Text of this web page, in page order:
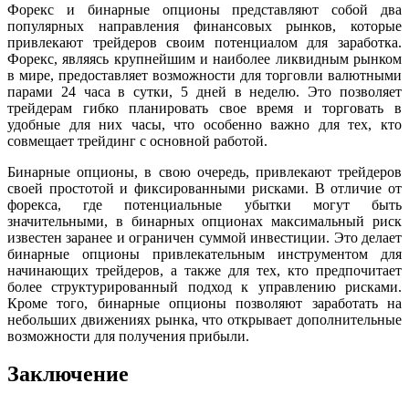
Форекс и бинарные опционы представляют собой два
популярных направления финансовых рынков, которые
привлекают трейдеров своим потенциалом для заработка.
Форекс, являясь крупнейшим и наиболее ликвидным рынком
в мире, предоставляет возможности для торговли валютными
парами 24 часа в сутки, 5 дней в неделю. Это позволяет
трейдерам гибко планировать свое время и торговать в
удобные для них часы, что особенно важно для тех, кто
совмещает трейдинг с основной работой.
Бинарные опционы, в свою очередь, привлекают трейдеров
своей простотой и фиксированными рисками. В отличие от
форекса, где потенциальные убытки могут быть
значительными, в бинарных опционах максимальный риск
известен заранее и ограничен суммой инвестиции. Это делает
бинарные опционы привлекательным инструментом для
начинающих трейдеров, а также для тех, кто предпочитает
более структурированный подход к управлению рисками.
Кроме того, бинарные опционы позволяют заработать на
небольших движениях рынка, что открывает дополнительные
возможности для получения прибыли.
Заключение